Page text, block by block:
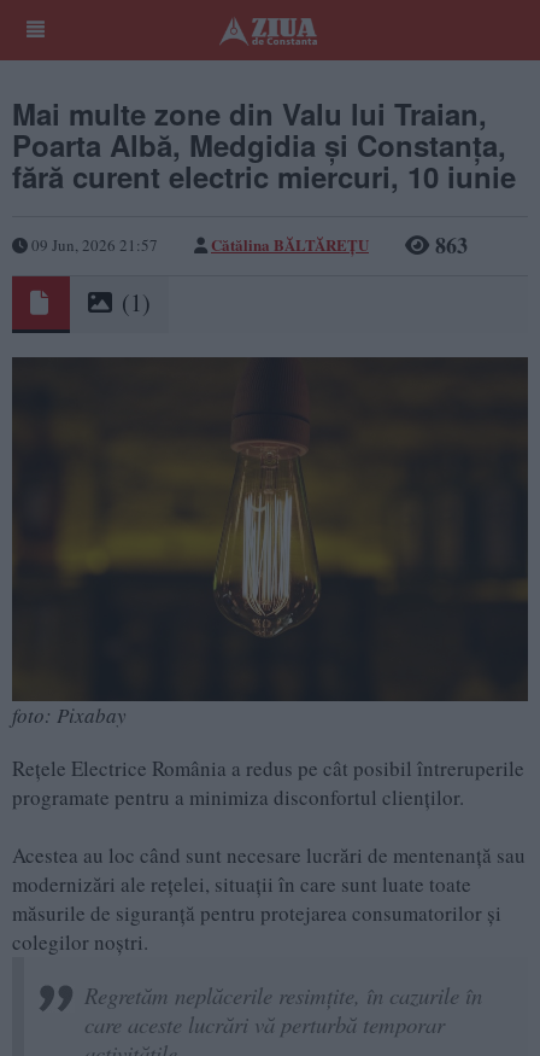
Mai multe zone din Valu lui Traian,
Poarta Albă, Medgidia și Constanța,
fără curent electric miercuri, 10 iunie
09 Jun, 2026 21:57 Cătălina BĂLTĂREȚU 863
(1)
foto: Pixabay
Rețele Electrice România a redus pe cât posibil întreruperile
programate pentru a minimiza disconfortul clienților.
Acestea au loc când sunt necesare lucrări de mentenanță sau
modernizări ale rețelei, situații în care sunt luate toate
măsurile de siguranță pentru protejarea consumatorilor și
colegilor noștri.
Regretăm neplăcerile resimțite, în cazurile în
care aceste lucrări vă perturbă temporar